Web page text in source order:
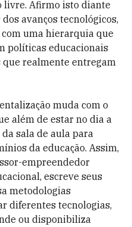
livre. Afirmo isto diante
avanços tecnológicos,
uma hierarquia que
políticas educacionais
realmente entregam
muda com o
além de estar no dia a
sala de aula para
da educação. Assim,
empreendedor
escreve seus
metodologias
diferentes tecnologias,
ou disponibiliza